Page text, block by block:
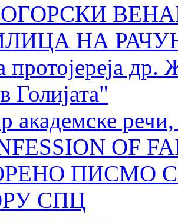
НА
протојереја др.
Голијата"
академске
OF
ПИСМО
СПЦ